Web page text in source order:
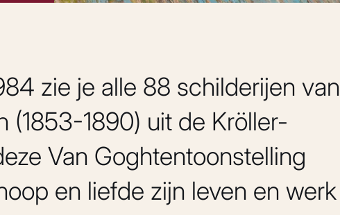
zie je alle 88 schilderijen van
(1853-1890) uit de Kröller-
Van Goghtentoonstelling
en liefde zijn leven en werk